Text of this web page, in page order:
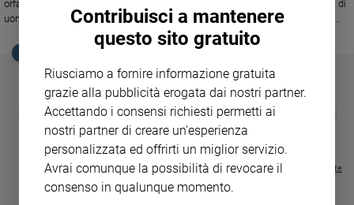
Ambiente
Creato
Volontariato
Aziende
settimana
orfanatrofio a Port au Prince ad Haiti. In due diverse occasioni una banda di
uomini armati ha tentato di rubare il generatore di corrente e poi il giorno
seguente ha portanto via tutti i viveri: riso, fagioli, burro.
EDICOLA SAN PAOLO
GBABY
FAMIGLIA CRISTIANA
€ 83,00
Visualizza tutte le riviste
Contribuisci a mantenere
questo sito gratuito
Riusciamo a fornire informazione gratuita
grazie alla pubblicità erogata dai nostri partner.
Accettando i consensi richiesti permetti ai
nostri partner di creare un'esperienza
personalizzata ed offrirti un miglior servizio.
Avrai comunque la possibilità di revocare il
consenso in qualunque momento.